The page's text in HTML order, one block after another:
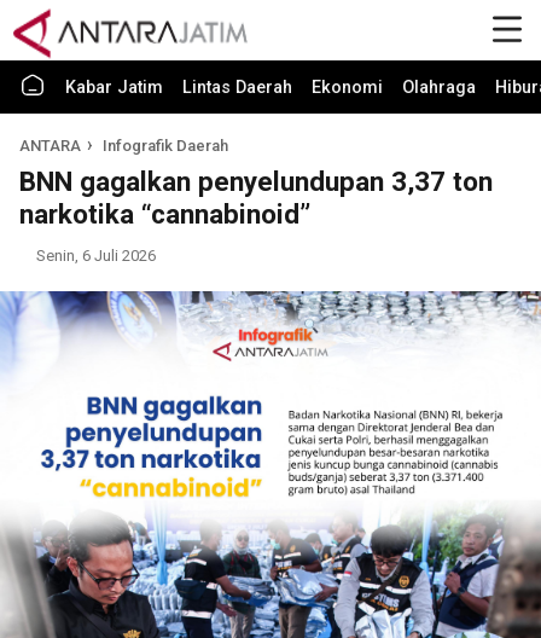
Kabar Jatim Lintas Daerah Ekonomi Olahraga
ANTARA Infografik Daerah
BNN gagalkan penyelundupan 3,37 ton
narkotika “cannabinoid”
Senin, 6 Juli 2026